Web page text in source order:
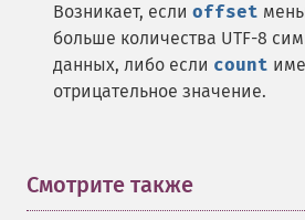
Возникает, если offset
больше количества UTF-8
данных, либо если count
отрицательное значение.
Смотрите также